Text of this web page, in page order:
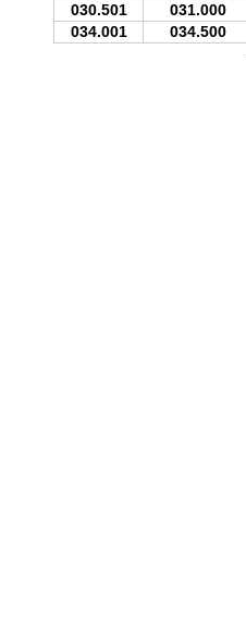
030.501
031.000
034.001
034.500